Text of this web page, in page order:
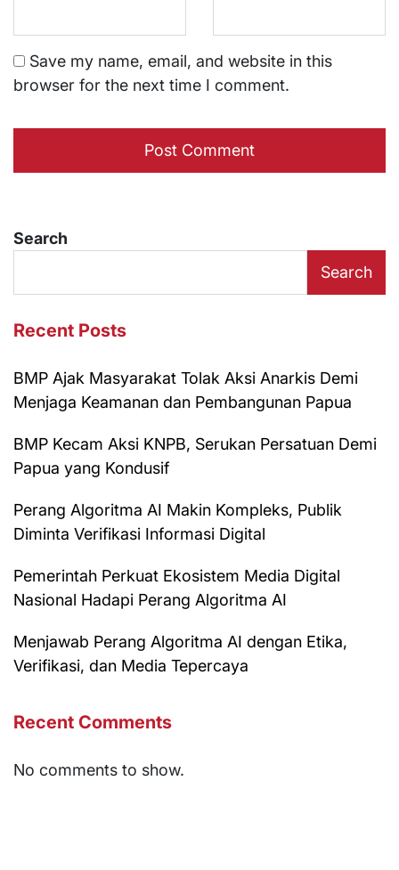
Save my name, email, and website in this
browser for the next time I comment.
Search
Search
Recent Posts
BMP Ajak Masyarakat Tolak Aksi Anarkis Demi
Menjaga Keamanan dan Pembangunan Papua
BMP Kecam Aksi KNPB, Serukan Persatuan Demi
Papua yang Kondusif
Perang Algoritma AI Makin Kompleks, Publik
Diminta Verifikasi Informasi Digital
Pemerintah Perkuat Ekosistem Media Digital
Nasional Hadapi Perang Algoritma AI
Menjawab Perang Algoritma AI dengan Etika,
Verifikasi, dan Media Tepercaya
Recent Comments
No comments to show.